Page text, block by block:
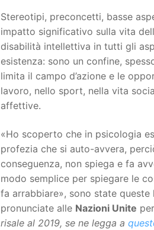
Stereotipi, preconcetti, basse
impatto significativo sulla vita
disabilità intellettiva in tutti gli
esistenza: sono un confine,
limita il campo d’azione e le
lavoro, nello sport, nella vita
affettive.
«Ho scoperto che in psicologia
profezia che si auto-avvera,
conseguenza, non spiega e fa
modo semplice per spiegare le
fa arrabbiare», sono state queste
pronunciate alle Nazioni Unite
risale al 2019, se ne legga a